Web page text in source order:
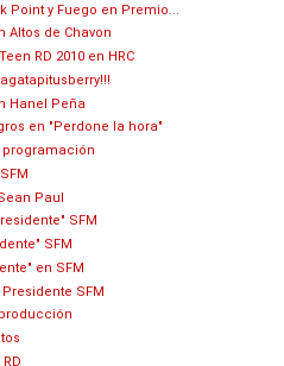
Point y Fuego en Premio...
Altos de Chavon
RD 2010 en HRC
Hanel Peña
en "Perdone la hora"
programación
Paul
SFM
SFM
en SFM
SFM